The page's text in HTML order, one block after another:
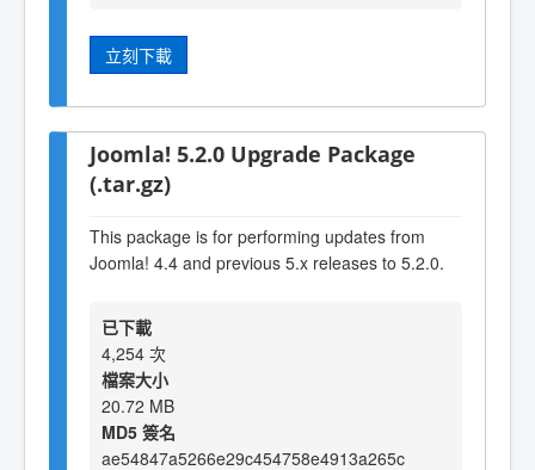
立刻下載
Joomla! 5.2.0 Upgrade Package
(.tar.gz)
This package is for performing updates from
Joomla! 4.4 and previous 5.x releases to 5.2.0.
已下載
4,254 次
檔案大小
20.72 MB
MD5 簽名
ae54847a5266e29c454758e4913a265c